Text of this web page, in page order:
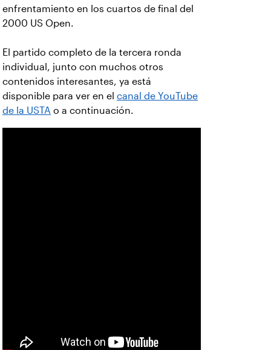
enfrentamiento en los cuartos de final del
2000 US Open.
El partido completo de la tercera ronda
individual, junto con muchos otros
contenidos interesantes, ya está
disponible para ver en el canal de YouTube
de la USTA o a continuación.